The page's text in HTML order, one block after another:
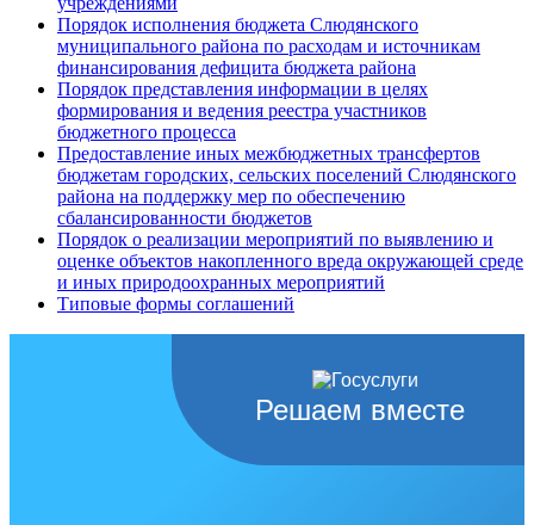
Порядок исполнения бюджета Слюдянского
муниципального района по расходам и источникам
финансирования дефицита бюджета района
Порядок представления информации в целях
формирования и ведения реестра участников
бюджетного процесса
Предоставление иных межбюджетных трансфертов
бюджетам городских, сельских поселений Слюдянского
района на поддержку мер по обеспечению
сбалансированности бюджетов
Порядок о реализации мероприятий по выявлению и
оценке объектов накопленного вреда окружающей среде
и иных природоохранных мероприятий
Типовые формы соглашений
Решаем вместе